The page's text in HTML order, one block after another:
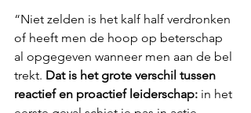
“Niet zelden is het kalf half verdronken
of heeft men de hoop op beterschap
al opgegeven wanneer men aan de bel
trekt. Dat is het grote verschil tussen
reactief en proactief leiderschap: in het